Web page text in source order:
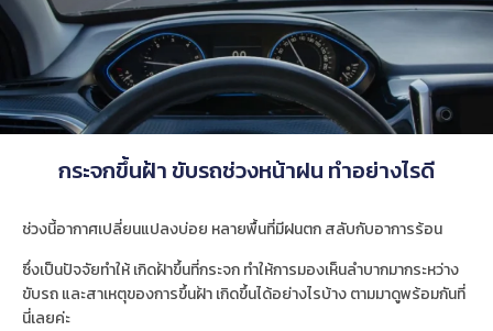
กระจกขึ้นฝ้า ขับรถช่วงหน้าฝน ทำอย่างไรดี
ช่วงนี้อากาศเปลี่ยนแปลงบ่อย หลายพื้นที่มีฝนตก สลับกับอาการร้อน
ซึ่งเป็นปัจจัยทำให้ เกิดฝ้าขึ้นที่กระจก ทำให้การมองเห็นลำบากมากระหว่าง
ขับรถ และสาเหตุของการขึ้นฝ้า เกิดขึ้นได้อย่างไรบ้าง ตามมาดูพร้อมกันที่
นี่เลยค่ะ